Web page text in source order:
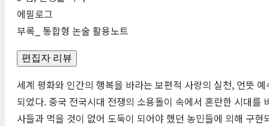
에필로그
부록_ 통합형 논술 활용노트
편집자 리뷰
세계 평화와 인간의 행복을 바라는 보편적 사랑의 실천, 언뜻
되었다. 중국 전국시대 전쟁의 소용돌이 속에서 혼란한 시대
사들과 먹을 것이 없어 도둑이 되어야 했던 농민들에 의해 구